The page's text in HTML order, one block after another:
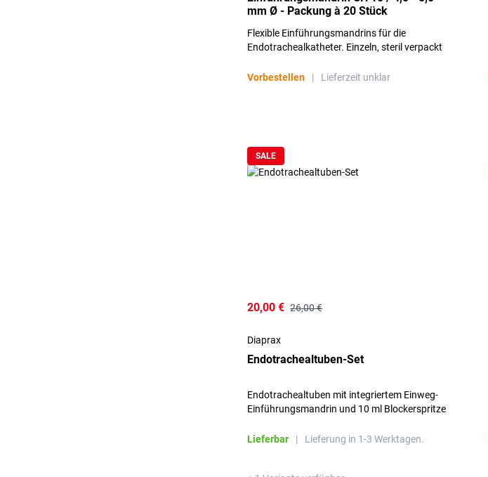
mm Ø - Packung à 20 Stück
Flexible Einführungsmandrins für die
Endotrachealkatheter. Einzeln, steril verpackt
Vorbestellen | Lieferzeit unklar
SALE
20,00 € 26,00 €
Diaprax
Endotrachealtuben-Set
Endotrachealtuben mit integriertem Einweg-
Einführungsmandrin und 10 ml Blockerspritze
abgepackt.
Lieferbar | Lieferung in 1-3 Werktagen.